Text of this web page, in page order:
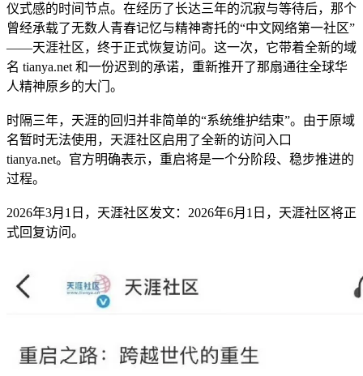
仪式感的时间节点。在经历了长达三年的沉寂与等待后，那个
曾经承载了无数人青春记忆与精神寄托的“中文网络第一社区”
——天涯社区，终于正式恢复访问。这一次，它带着全新的域
名 tianya.net 和一份迟到的承诺，重新推开了那扇通往全球华
人精神原乡的大门。
时隔三年，天涯的回归并非简单的“系统维护结束”。由于原域
名暂时无法使用，天涯社区启用了全新的访问入口
tianya.net。官方明确表示，重启将是一个分阶段、稳步推进的
过程。
2026年3月1日，天涯社区发文：2026年6月1日，天涯社区将正
式回复访问。